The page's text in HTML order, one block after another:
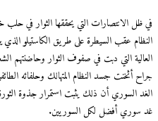
في ظل الانتصارات التي يحققها الثوار في
النظام عقب السيطرة على طريق الكاستيلو الذي
العالية التي دبت في صفوف الثوار وحاضنتهم
جراح أثخنت جسد النظام المتهالك وحلفائه
الغد السوري أن ذلك يثبت استمرار جذوة
غد سوري أفضل لكل السوريين.